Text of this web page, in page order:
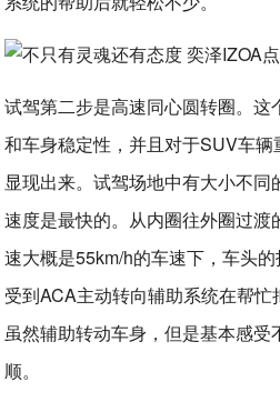
试驾第二步是高速同心圆转圈。这
和车身稳定性，并且对于SUV车
显现出来。试驾场地中有大小不
速度是最快的。从内圈往外圈过
速大概是55km/h的车速下，车头
受到ACA主动转向辅助系统在帮忙
虽然辅助转动车身，但是基本感
顺。